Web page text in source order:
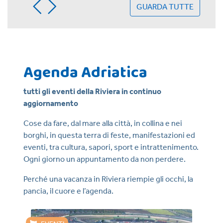
GUARDA TUTTE
Agenda Adriatica
tutti gli eventi della Riviera in continuo
aggiornamento
Cose da fare, dal mare alla città, in collina e nei
borghi, in questa terra di feste, manifestazioni ed
eventi, tra cultura, sapori, sport e intrattenimento.
Ogni giorno un appuntamento da non perdere.
Perché una vacanza in Riviera riempie gli occhi, la
pancia, il cuore e l’agenda.